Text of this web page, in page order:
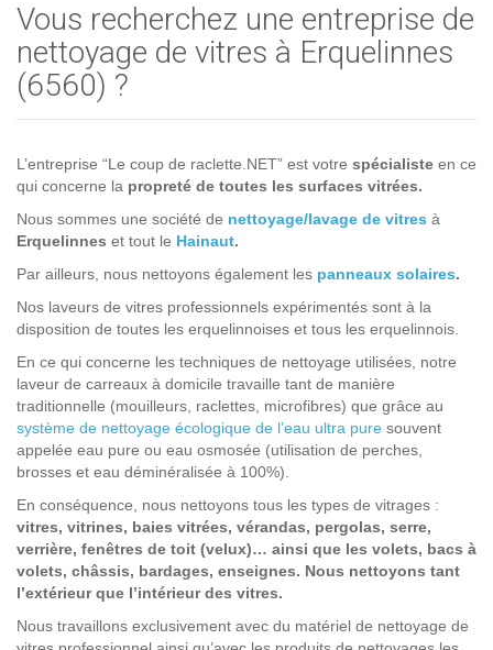
Vous recherchez une entreprise de
nettoyage de vitres à Erquelinnes
(6560) ?
L’entreprise “Le coup de raclette.NET” est votre spécialiste en ce
qui concerne la propreté de toutes les surfaces vitrées.
Nous sommes une société de nettoyage/lavage de vitres à
Erquelinnes et tout le Hainaut.
Par ailleurs, nous nettoyons également les panneaux solaires.
Nos laveurs de vitres professionnels expérimentés sont à la
disposition de toutes les erquelinnoises et tous les erquelinnois.
En ce qui concerne les techniques de nettoyage utilisées, notre
laveur de carreaux à domicile travaille tant de manière
traditionnelle (mouilleurs, raclettes, microfibres) que grâce au
système de nettoyage écologique de l’eau ultra pure souvent
appelée eau pure ou eau osmosée (utilisation de perches,
brosses et eau déminéralisée à 100%).
En conséquence, nous nettoyons tous les types de vitrages :
vitres, vitrines, baies vitrées, vérandas, pergolas, serre,
verrière, fenêtres de toit (velux)… ainsi que les volets, bacs à
volets, châssis, bardages, enseignes. Nous nettoyons tant
l’extérieur que l’intérieur des vitres.
Nous travaillons exclusivement avec du matériel de nettoyage de